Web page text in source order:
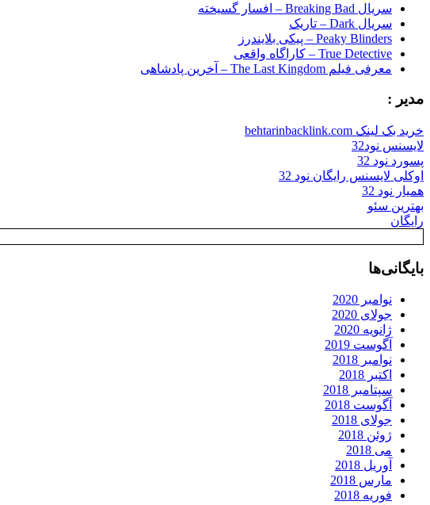
سریال Breaking Bad – افسار گسیخته
سریال Dark – تاریک
Peaky Blinders – پیکی بلایندرز
True Detective – کاراگاه واقعی
معرفی فیلم The Last Kingdom – آخرین پادشاهی
مدیر :
خرید بک لینک behtarinbacklink.com
لایسنس نود32
پسورد نود 32
اوکلی لایسنس رایگان نود 32
همیار نود 32
بهترین سئو
رایگان
بایگانی‌ها
نوامبر 2020
جولای 2020
ژانویه 2020
آگوست 2019
نوامبر 2018
اکتبر 2018
سپتامبر 2018
آگوست 2018
جولای 2018
ژوئن 2018
می 2018
آوریل 2018
مارس 2018
فوریه 2018